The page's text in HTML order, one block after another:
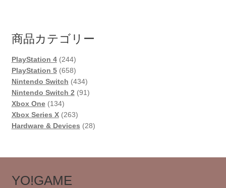
商品カテゴリー
PlayStation 4 244244
個
の
商
PlayStation 5 658658
個
の
品
Nintendo Switch 434434
個
品
Nintendo Switch 2 9191
商
Xbox One 134134
個
の
Xbox Series X 263263
個
品
Hardware & Devices 2828
商
YO!GAME